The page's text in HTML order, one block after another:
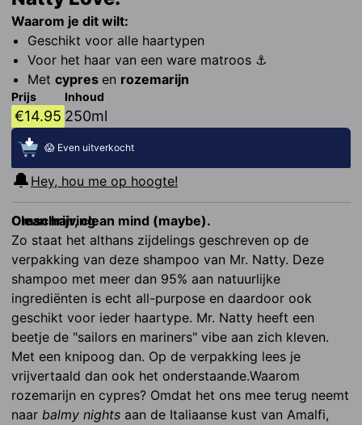
Waarom je dit wilt:
Geschikt voor alle haartypen
Voor het haar van een ware matroos ⚓︎
Met cypres en rozemarijn
Prijs
€14.95
Inhoud
250ml
😱 Even uitverkocht
🔔 Hey, hou me op hoogte!
Omschrijving
Clean hair, clean mind (maybe).
Zo staat het althans zijdelings geschreven op de
verpakking van deze shampoo van Mr. Natty. Deze
shampoo met meer dan 95% aan natuurlijke
ingrediënten is echt all-purpose en daardoor ook
geschikt voor ieder haartype. Mr. Natty heeft een
beetje de "sailors en mariners" vibe aan zich kleven.
Met een knipoog dan. Op de verpakking lees je
vrijvertaald dan ook het onderstaande.Waarom
rozemarijn en cypres? Omdat het ons mee terug neemt
naar balmy nights aan de Italiaanse kust van Amalfi,